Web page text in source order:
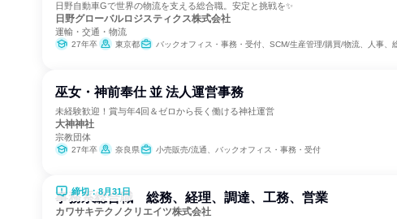
日野自動車Gで世界の物流を支える総合職。安定と挑戦を✨
日野グローバルロジスティクス株式会社
運輸・交通・物流
27年卒 東京都 バックオフィス・事務・受付、SCM/生産管理/購買/物流、人事、
巫女・神前奉仕 並 法人運営事務
未経験歓迎！賞与年4回＆ゼロから長く働ける神社運営
大神神社
宗教団体
27年卒 奈良県 小売販売/流通、バックオフィス・事務・受付
締切：8月31日
事務系総合職 総務、経理、調達、工務、営業
カワサキテクノクリエイツ株式会社